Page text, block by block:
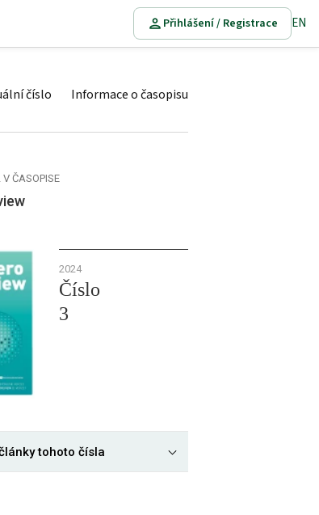
Přihlášení / Registrace EN
číslo Informace o časopisu
ČASOPISE
2024
Číslo
3
tohoto čísla